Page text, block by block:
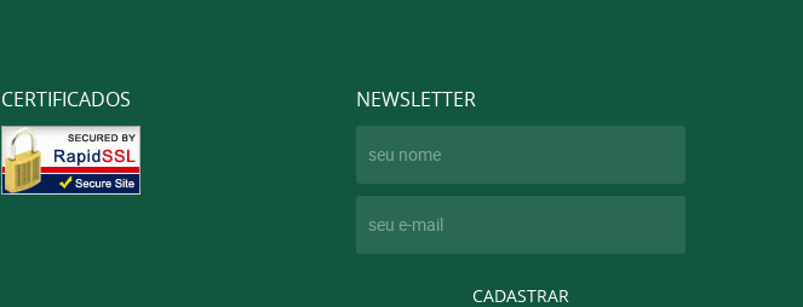
CERTIFICADOS NEWSLETTER
CADASTRAR